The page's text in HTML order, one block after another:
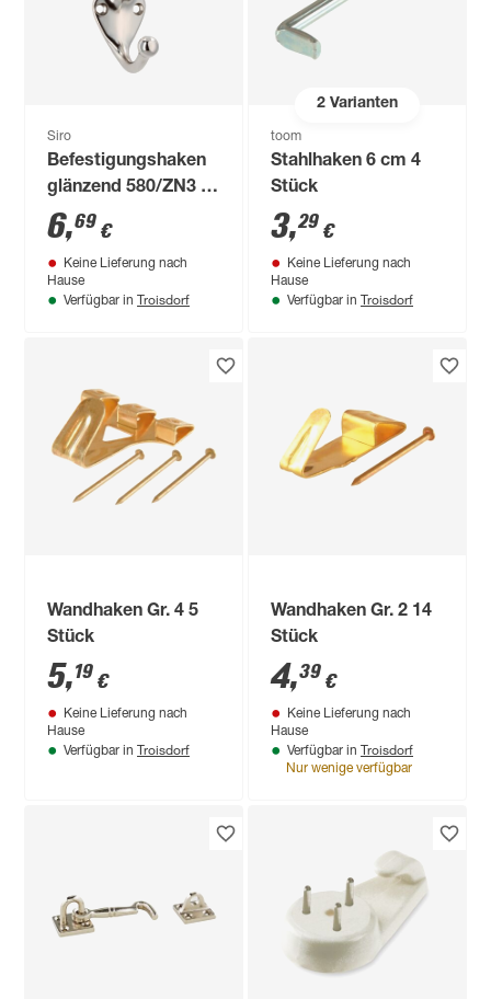
Siro
Befestigungshaken
glänzend 580/ZN3 2-
fach vertikal
6,69 €
Keine Lieferung nach
Hause
Verfügbar in Troisdorf
2Varianten
toom
Stahlhaken 6 cm 4
Stück
3,29 €
Keine Lieferung nach
Hause
Verfügbar in Troisdorf
Wandhaken Gr. 4 5
Stück
5,19 €
Keine Lieferung nach
Hause
Verfügbar in Troisdorf
Wandhaken Gr. 2 14
Stück
4,39 €
Keine Lieferung nach
Hause
Verfügbar in Troisdorf
Nur wenige verfügbar